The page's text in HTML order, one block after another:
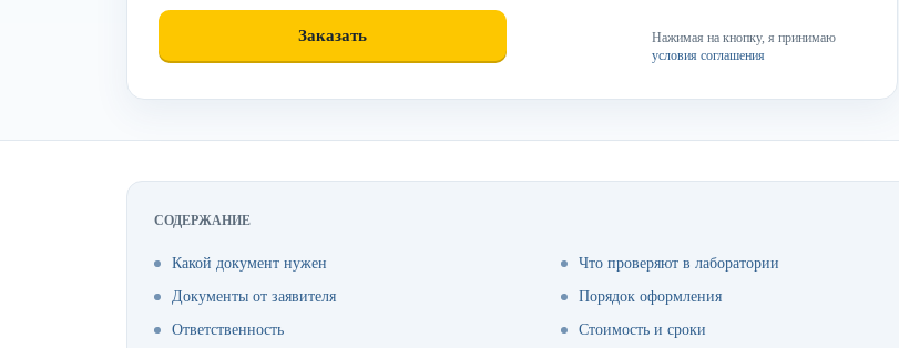
Нажимая на кнопку, я принимаю
условия соглашения
СОДЕРЖАНИЕ
Какой документ нужен
Что проверяют в лаборатории
Документы от заявителя
Порядок оформления
Ответственность
Стоимость и сроки